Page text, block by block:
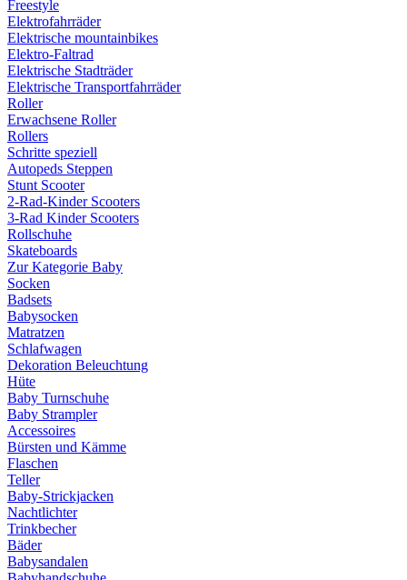
Freestyle
Elektrofahrräder
Elektrische mountainbikes
Elektro-Faltrad
Elektrische Stadträder
Elektrische Transportfahrräder
Roller
Erwachsene Roller
Rollers
Schritte speziell
Autopeds Steppen
Stunt Scooter
2-Rad-Kinder Scooters
3-Rad Kinder Scooters
Rollschuhe
Skateboards
Zur Kategorie Baby
Socken
Badsets
Babysocken
Matratzen
Schlafwagen
Dekoration Beleuchtung
Hüte
Baby Turnschuhe
Baby Strampler
Accessoires
Bürsten und Kämme
Flaschen
Teller
Baby-Strickjacken
Nachtlichter
Trinkbecher
Bäder
Babysandalen